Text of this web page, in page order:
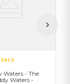
Waters - The
Waters -